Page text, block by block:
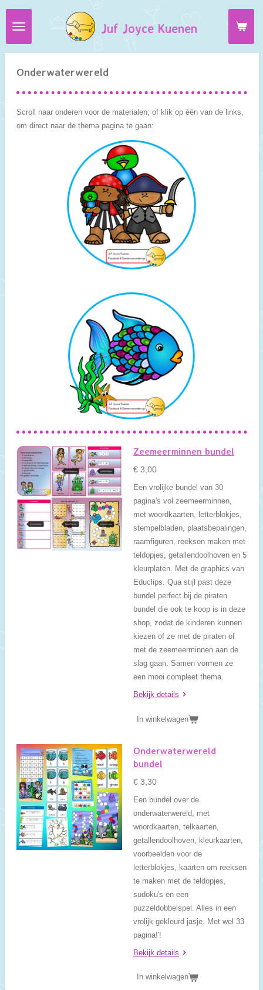
Ga
direct
de
hoofdinhoud
Juf Joyce Kuenen
Onderwaterwereld
Scroll naar onderen voor de materialen, of klik op één van de links,
om direct naar de thema pagina te gaan:
Zeemeerminnen bundel
€ 3,00
Een vrolijke bundel van 30
pagina's vol zeemeerminnen,
met woordkaarten, letterblokjes,
stempelbladen, plaatsbepalingen,
raamfiguren, reeksen maken met
teldopjes, getallendoolhoven en 5
kleurplaten. Met de graphics van
Educlips. Qua stijl past deze
bundel perfect bij de piraten
bundel die ook te koop is in deze
shop, zodat de kinderen kunnen
kiezen of ze met de piraten of
met de zeemeerminnen aan de
slag gaan. Samen vormen ze
een mooi compleet thema.
Bekijk details
In winkelwagen
Onderwaterwereld
bundel
€ 3,30
Een bundel over de
onderwaterwereld, met
woordkaarten, telkaarten,
getallendoolhoven, kleurkaarten,
voorbeelden voor de
letterblokjes, kaarten om reeksen
te maken met de teldopjes,
sudoku's en een
puzzeldobbelspel. Alles in een
vrolijk gekleurd jasje. Met wel 33
pagina!'!
Bekijk details
In winkelwagen